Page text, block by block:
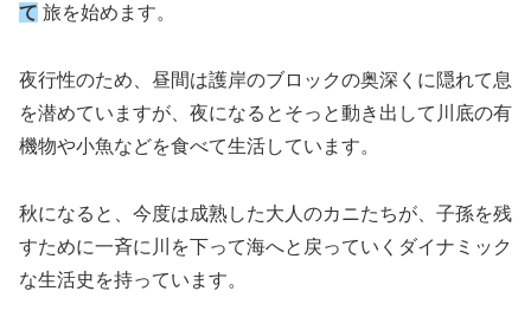
て 旅を始めます。
夜行性のため、昼間は護岸のブロックの奥深くに隠れて息
を潜めていますが、夜になるとそっと動き出して川底の有
機物や小魚などを食べて生活しています。
秋になると、今度は成熟した大人のカニたちが、子孫を残
すために一斉に川を下って海へと戻っていくダイナミック
な生活史を持っています。